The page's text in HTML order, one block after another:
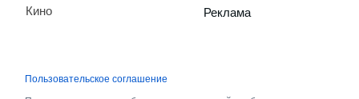
Кино
Реклама
Пользовательское соглашение